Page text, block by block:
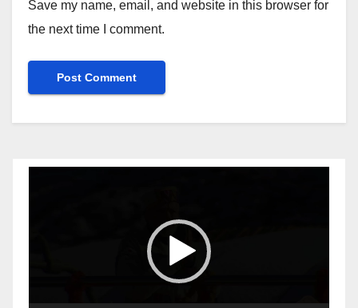
Save my name, email, and website in this browser for
the next time I comment.